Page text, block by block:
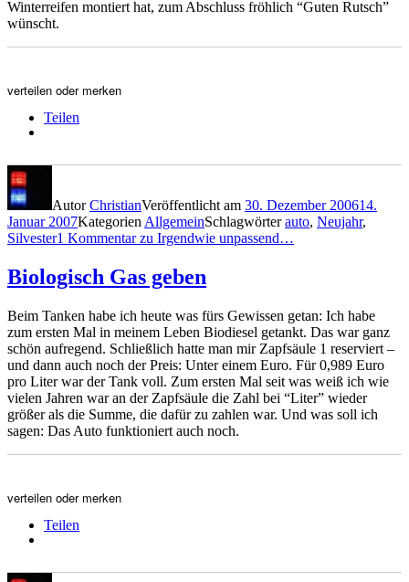
Winterreifen montiert hat, zum Abschluss fröhlich “Guten Rutsch”
wünscht.
verteilen oder merken
Teilen
AutorChristianVeröffentlicht am 30. Dezember 200614.
Januar 2007Kategorien AllgemeinSchlagwörterauto, Neujahr,
Silvester1 Kommentarzu Irgendwie unpassend…
Biologisch Gas geben
Beim Tanken habe ich heute was fürs Gewissen getan: Ich habe
zum ersten Mal in meinem Leben Biodiesel getankt. Das war ganz
schön aufregend. Schließlich hatte man mir Zapfsäule 1 reserviert –
und dann auch noch der Preis: Unter einem Euro. Für 0,989 Euro
pro Liter war der Tank voll. Zum ersten Mal seit was weiß ich wie
vielen Jahren war an der Zapfsäule die Zahl bei “Liter” wieder
größer als die Summe, die dafür zu zahlen war. Und was soll ich
sagen: Das Auto funktioniert auch noch.
verteilen oder merken
Teilen